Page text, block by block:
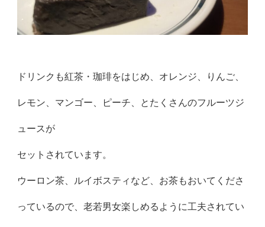
ドリンクも紅茶・珈琲をはじめ、オレンジ、りんご、
レモン、マンゴー、ピーチ、とたくさんのフルーツジ
ュースが
セットされています。
ウーロン茶、ルイボスティなど、お茶もおいてくださ
っているので、老若男女楽しめるように工夫されてい